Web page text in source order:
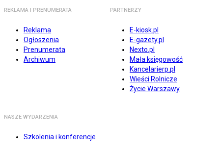
REKLAMA I PRENUMERATA
Reklama
Ogłoszenia
Prenumerata
Archiwum
PARTNERZY
E-kiosk.pl
E-gazety.pl
Nexto.pl
Mała księgowość
Kancelarierp.pl
Wieści Rolnicze
Życie Warszawy
NASZE WYDARZENIA
Szkolenia i konferencje